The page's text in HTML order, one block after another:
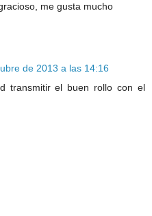
me gusta mucho
de 2013 a las 14:16
transmitir el buen rollo con el